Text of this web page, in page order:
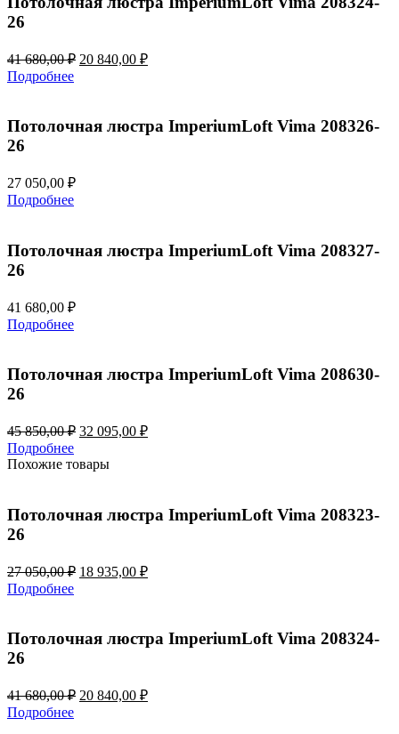
26
41 680,00₽ Первоначальная
680,00 ₽.
20 840,00 ₽Текущая
Подробнее
Потолочная люстра ImperiumLoft Vima 208326-
26
27 050,00 ₽
Подробнее
Потолочная люстра ImperiumLoft Vima 208327-
26
41 680,00 ₽
Подробнее
Потолочная люстра ImperiumLoft Vima 208630-
26
45 850,00₽ Первоначальная
составляла
32 095,00 ₽Текущая
Подробнее
Похожие товары
Потолочная люстра ImperiumLoft Vima 208323-
26
27 050,00₽ Первоначальная
050,00 ₽.
18 935,00 ₽Текущая
Подробнее
Потолочная люстра ImperiumLoft Vima 208324-
26
41 680,00₽ Первоначальная
20 840,00 ₽Текущая
Подробнее